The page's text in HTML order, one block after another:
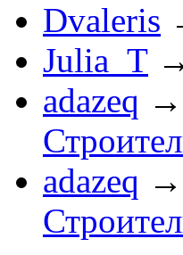
Dvaleris
Julia_T
adazeq →
adazeq →